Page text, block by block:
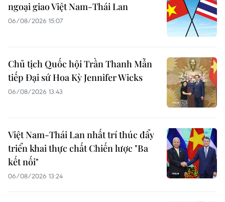
ngoại giao Việt Nam-Thái Lan
06/08/2026 15:07
Chủ tịch Quốc hội Trần Thanh Mẫn
tiếp Đại sứ Hoa Kỳ Jennifer Wicks
06/08/2026 13:43
Việt Nam-Thái Lan nhất trí thúc đẩy
triển khai thực chất Chiến lược "Ba
kết nối"
06/08/2026 13:24